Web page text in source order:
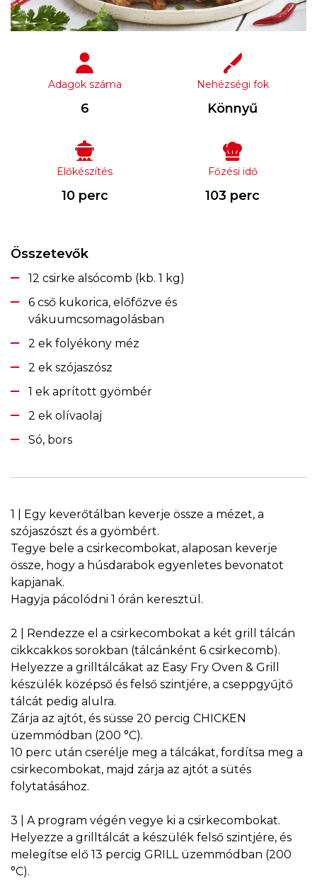
Adagok száma
6
Nehézségi fok
Könnyű
Előkészítés
10 perc
Főzési idő
103 perc
Összetevők
12 csirke alsócomb (kb. 1 kg)
6 cső kukorica, előfőzve és
vákuumcsomagolásban
2 ek folyékony méz
2 ek szójaszósz
1 ek aprított gyömbér
2 ek olívaolaj
Só, bors
1 | Egy keverőtálban keverje össze a mézet, a
szójaszószt és a gyömbért.
Tegye bele a csirkecombokat, alaposan keverje
össze, hogy a húsdarabok egyenletes bevonatot
kapjanak.
Hagyja pácolódni 1 órán keresztül.
2 | Rendezze el a csirkecombokat a két grill tálcán
cikkcakkos sorokban (tálcánként 6 csirkecomb).
Helyezze a grilltálcákat az Easy Fry Oven & Grill
készülék középső és felső szintjére, a cseppgyűjtő
tálcát pedig alulra.
Zárja az ajtót, és süsse 20 percig CHICKEN
üzemmódban (200 °C).
10 perc után cserélje meg a tálcákat, fordítsa meg a
csirkecombokat, majd zárja az ajtót a sütés
folytatásához.
3 | A program végén vegye ki a csirkecombokat.
Helyezze a grilltálcát a készülék felső szintjére, és
melegítse elő 13 percig GRILL üzemmódban (200
°C).